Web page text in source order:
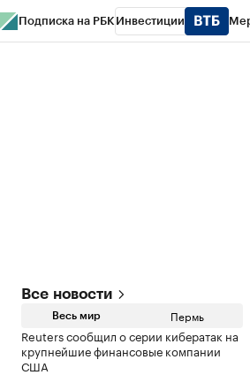
Подписка на РБК Инвестиции
Все новости
Весь мир Пермь
Reuters сообщил о серии кибератак на
крупнейшие финансовые компании
США